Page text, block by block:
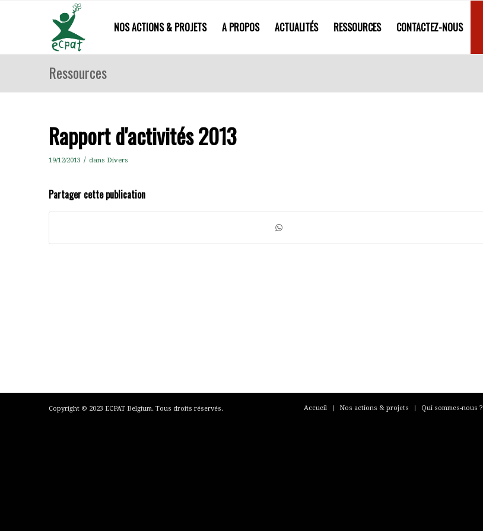
NOS ACTIONS & PROJETS A PROPOS ACTUALITÉS RESSOURCES CONTACTEZ-NOUS
Ressources
Rapport d'activités 2013
19/12/2013 / dans Divers
Partager cette publication
Copyright © 2023 ECPAT Belgium. Tous droits réservés. Accueil Nos actions & projets Qui sommes-nous ?